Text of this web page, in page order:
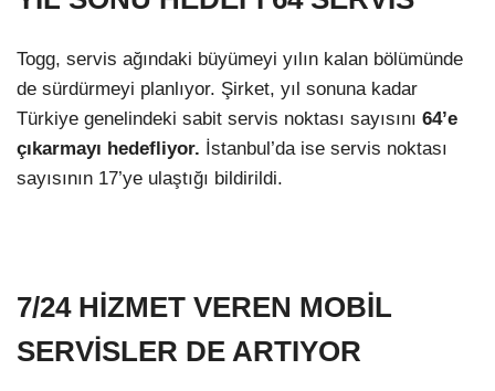
Togg, servis ağındaki büyümeyi yılın kalan bölümünde
de sürdürmeyi planlıyor. Şirket, yıl sonuna kadar
Türkiye genelindeki sabit servis noktası sayısını 64’e
çıkarmayı hedefliyor. İstanbul’da ise servis noktası
sayısının 17’ye ulaştığı bildirildi.
7/24 HİZMET VEREN MOBİL
SERVİSLER DE ARTIYOR